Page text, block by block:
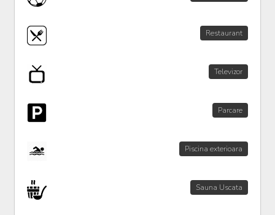
Restaurant
Televizor
Parcare
Piscina exterioara
Sauna Uscata